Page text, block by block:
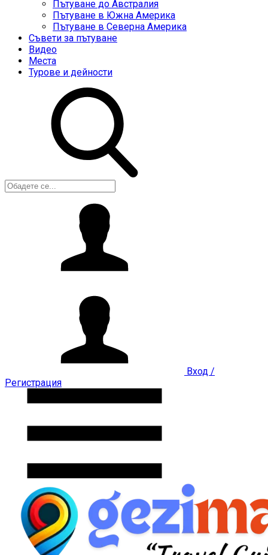
Пътуване до Австралия
Пътуване в Южна Америка
Пътуване в Северна Америка
Съвети за пътуване
Видео
Места
Турове и дейности
Вход /
Регистрация